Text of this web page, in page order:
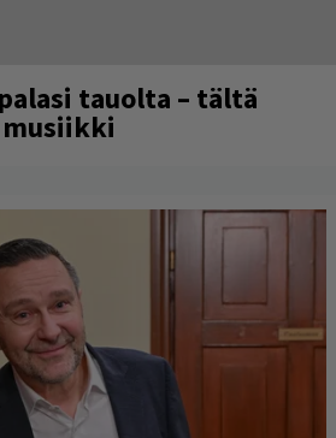
tauolta – tältä
musiikki